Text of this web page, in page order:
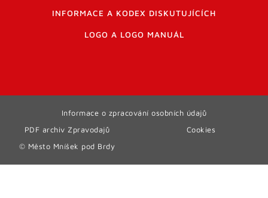
INFORMACE A KODEX DISKUTUJÍCÍCH
LOGO A LOGO MANUÁL
© Město Mníšek pod Brdy
PDF archiv Zpravodajů
Informace o zpracování osobních údajů
Cookies